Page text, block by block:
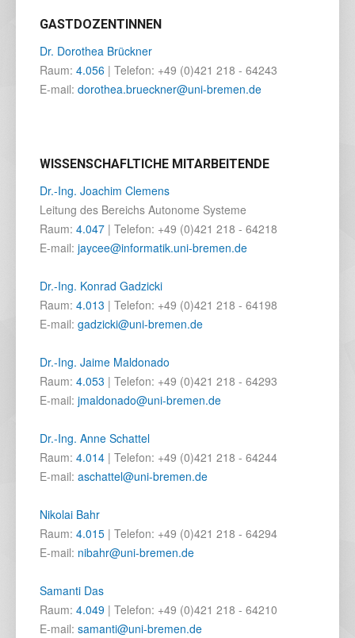
GASTDOZENTINNEN
Dr. Dorothea Brückner
Raum: 4.056 | Telefon: +49 (0)421 218 - 64243
E-mail: dorothea.brueckner@uni-bremen.de
WISSENSCHAFLTICHE MITARBEITENDE
Dr.-Ing. Joachim Clemens
Leitung des Bereichs Autonome Systeme
Raum: 4.047 | Telefon: +49 (0)421 218 - 64218
E-mail: jaycee@informatik.uni-bremen.de
Dr.-Ing. Konrad Gadzicki
Raum: 4.013 | Telefon: +49 (0)421 218 - 64198
E-mail: gadzicki@uni-bremen.de
Dr.-Ing. Jaime Maldonado
Raum: 4.053 | Telefon: +49 (0)421 218 - 64293
E-mail: jmaldonado@uni-bremen.de
Dr.-Ing. Anne Schattel
Raum: 4.014 | Telefon: +49 (0)421 218 - 64244
E-mail: aschattel@uni-bremen.de
Nikolai Bahr
Raum: 4.015 | Telefon: +49 (0)421 218 - 64294
E-mail: nibahr@uni-bremen.de
Samanti Das
Raum: 4.049 | Telefon: +49 (0)421 218 - 64210
E-mail: samanti@uni-bremen.de